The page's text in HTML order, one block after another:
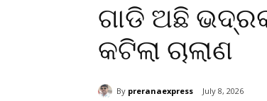
ଗାଡି ଅଛି
କଟିଲା ଚାଲାଣ
By preranaexpress July 8, 2026